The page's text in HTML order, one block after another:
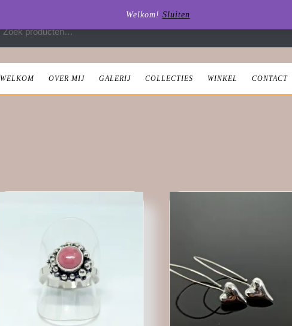
WELKOM OVER MIJ GALERIJ COLLECTIES WINKEL CONTACT
Welkom! Sluiten